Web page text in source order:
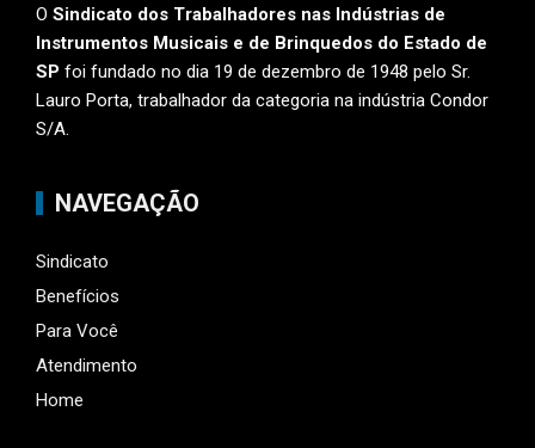
O Sindicato dos Trabalhadores nas Indústrias de
Instrumentos Musicais e de Brinquedos do Estado de
SP foi fundado no dia 19 de dezembro de 1948 pelo Sr.
Lauro Porta, trabalhador da categoria na indústria Condor
S/A.
NAVEGAÇÃO
Sindicato
Benefícios
Para Você
Atendimento
Home